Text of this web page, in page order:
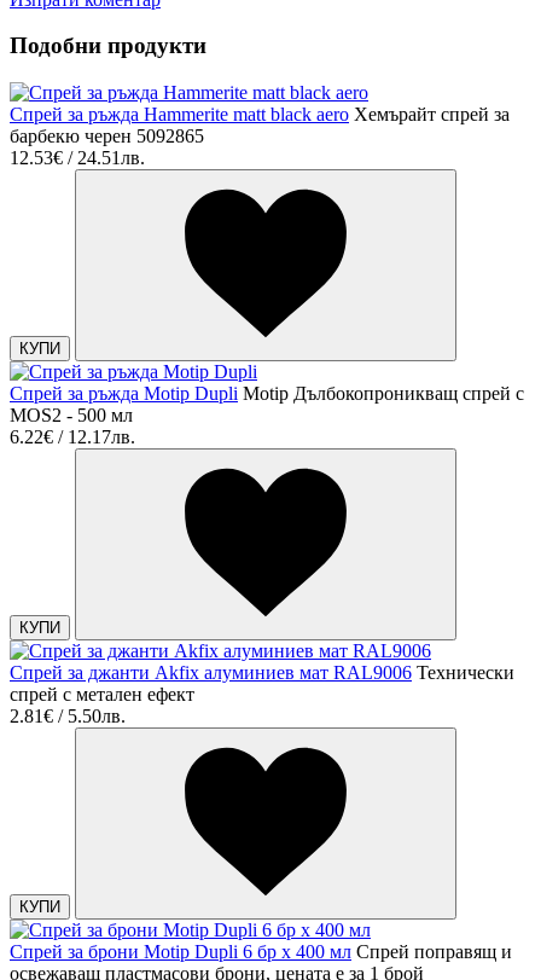
Подобни продукти
Спрей за ръжда Hammerite matt black aero Хемърайт спрей за
барбекю черен 5092865
12.53€ / 24.51лв.
КУПИ
Спрей за ръжда Motip Dupli Motip Дълбокопроникващ спрей с
MOS2 - 500 мл
6.22€ / 12.17лв.
КУПИ
Спрей за джанти Akfix алуминиев мат RAL9006 Технически
спрей с метален ефект
2.81€ / 5.50лв.
КУПИ
Спрей за брони Motip Dupli 6 бр х 400 мл Спрей поправящ и
освежаващ пластмасови брони, цената е за 1 брой